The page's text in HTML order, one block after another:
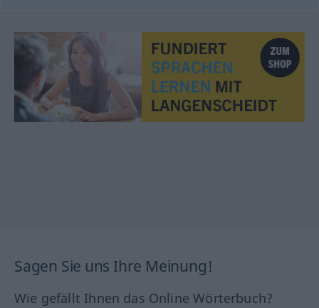
Sagen Sie uns Ihre Meinung!
Wie gefällt Ihnen das Online Wörterbuch?